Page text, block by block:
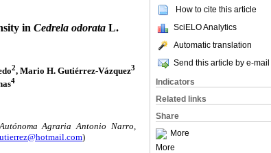
How to cite this article
SciELO Analytics
Automatic translation
Send this article by e-mail
Indicators
Related links
Share
More
More
in Cedrela odorata L.
2, Mario H. Gutiérrez-Vázquez3
4
Agraria Antonio Narro,
)